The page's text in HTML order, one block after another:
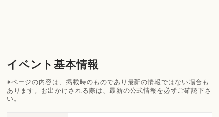
イベント基本情報
※ページの内容は、掲載時のものであり最新の情報ではない場合も
あります。お出かけされる際は、最新の公式情報を必ずご確認下さ
い。